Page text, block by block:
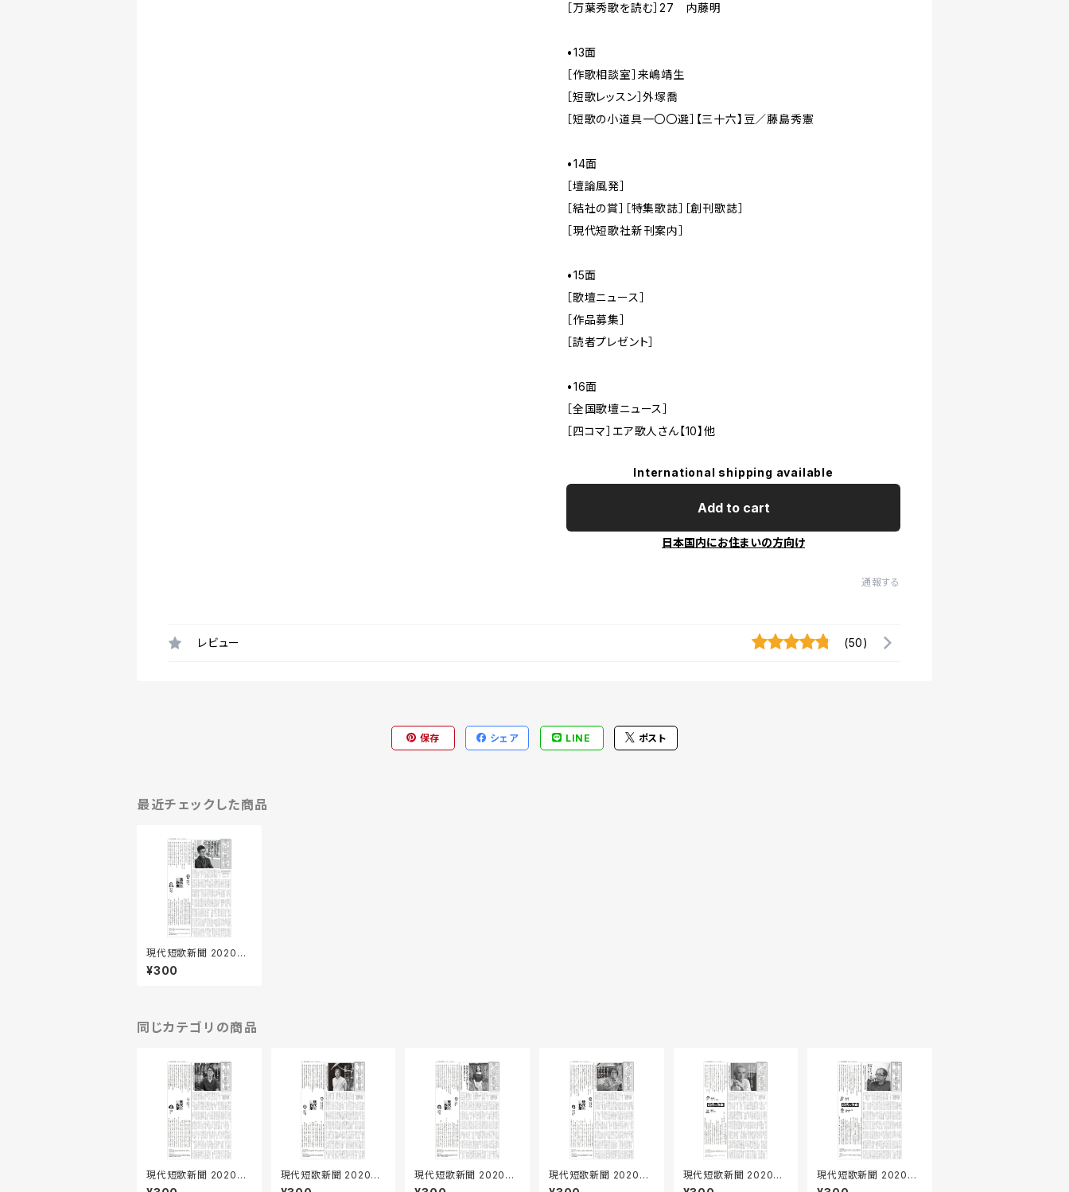
［万葉秀歌を読む］27 内藤明
•13面
［作歌相談室］来嶋靖生
［短歌レッスン］外塚喬
［短歌の小道具一〇〇選］【三十六】豆／藤島秀憲
•14面
［壇論風発］
［結社の賞］［特集歌誌］［創刊歌誌］
［現代短歌社新刊案内］
•15面
［歌壇ニュース］
［作品募集］
［読者プレゼント］
•16面
［全国歌壇ニュース］
［四コマ］エア歌人さん【10】他
International shipping available
Add to cart
日本国内にお住まいの方向け
通報する
レビュー (50)
保存 シェア LINE ポスト
最近チェックした商品
現代短歌新聞 2020年1
2月号
¥300
同じカテゴリの商品
現代短歌新聞 2020年1
0月号
現代短歌新聞 2020年
9月号
現代短歌新聞 2020年
8月号
現代短歌新聞 2020年
7月号
現代短歌新聞 2020年
6月号
現代短歌新聞 2020年
5月号